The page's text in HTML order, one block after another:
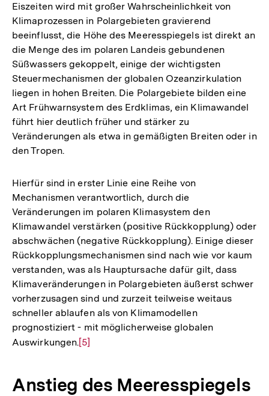
Eiszeiten wird mit großer Wahrscheinlichkeit von
Klimaprozessen in Polargebieten gravierend
beeinflusst, die Höhe des Meeresspiegels ist direkt an
die Menge des im polaren Landeis gebundenen
Süßwassers gekoppelt, einige der wichtigsten
Steuermechanismen der globalen Ozeanzirkulation
liegen in hohen Breiten. Die Polargebiete bilden eine
Art Frühwarnsystem des Erdklimas, ein Klimawandel
führt hier deutlich früher und stärker zu
Veränderungen als etwa in gemäßigten Breiten oder in
den Tropen.
Hierfür sind in erster Linie eine Reihe von
Mechanismen verantwortlich, durch die
Veränderungen im polaren Klimasystem den
Klimawandel verstärken (positive Rückkopplung) oder
abschwächen (negative Rückkopplung). Einige dieser
Rückkopplungsmechanismen sind nach wie vor kaum
verstanden, was als Hauptursache dafür gilt, dass
Klimaveränderungen in Polargebieten äußerst schwer
vorherzusagen sind und zurzeit teilweise weitaus
schneller ablaufen als von Klimamodellen
prognostiziert - mit möglicherweise globalen
Auswirkungen.Zur
Fußnote
[5]
Anstieg des Meeresspiegels